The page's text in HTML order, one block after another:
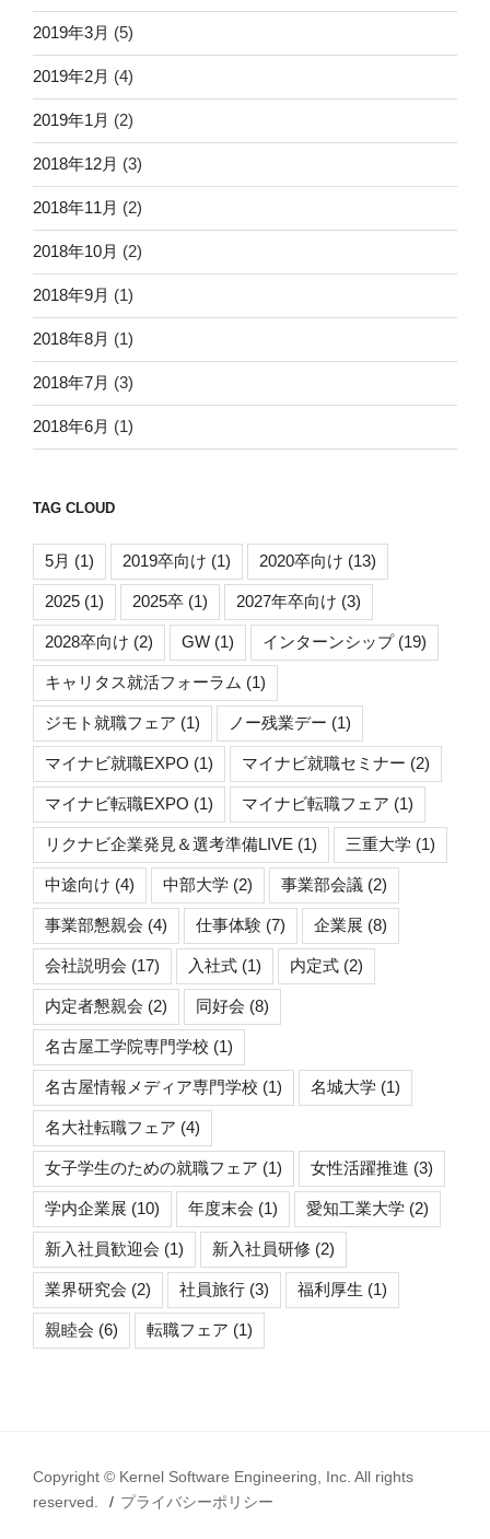
2019年3月 (5)
2019年2月 (4)
2019年1月 (2)
2018年12月 (3)
2018年11月 (2)
2018年10月 (2)
2018年9月 (1)
2018年8月 (1)
2018年7月 (3)
2018年6月 (1)
TAG CLOUD
5月 (1) 2019卒向け (1) 2020卒向け (13)
2025 (1) 2025卒 (1) 2027年卒向け (3)
2028卒向け (2) GW (1) インターンシップ(19)
キャリタス就活フォーラム (1)
ジモト就職フェア (1) ノー残業デー (1)
マイナビ就職EXPO (1) マイナビ就職セミナー (2)
マイナビ転職EXPO (1) マイナビ転職フェア (1)
リクナビ企業発見＆選考準備LIVE (1) 三重大学 (1)
中途向け (4) 中部大学 (2) 事業部会議 (2)
事業部懇親会 (4) 仕事体験 (7) 企業展 (8)
会社説明会 (17) 入社式 (1) 内定式 (2)
内定者懇親会 (2) 同好会 (8)
名古屋工学院専門学校 (1)
名古屋情報メディア専門学校 (1) 名城大学 (1)
名大社転職フェア (4)
女子学生のための就職フェア (1) 女性活躍推進 (3)
学内企業展 (10) 年度末会 (1) 愛知工業大学 (2)
新入社員歓迎会 (1) 新入社員研修 (2)
業界研究会 (2) 社員旅行 (3) 福利厚生 (1)
親睦会 (6) 転職フェア (1)
Copyright © Kernel Software Engineering, Inc. All rights
reserved.
プライバシーポリシー